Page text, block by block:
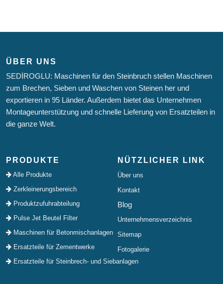
ÜBER UNS
SEDİROGLU: Maschinen für den Steinbruch stellen Maschinen
zum Brechen, Sieben und Waschen von Steinen her und
exportieren in 95 Länder. Außerdem bietet das Unternehmen
Montageunterstützung und schnelle Lieferung von Ersatzteilen in
die ganze Welt.
PRODUKTE
Alle Produkte
Zerkleinerungsbereich
Produktzufuhrabteilung
Pulse Jet Beutel Filter
Maschinen für Betonmischanlagen
Ersatzteile für Zementwerke
Ersatzteile für Steinbrech- und Siebanlagen
NÜTZLICHER LINK
Über uns
Kontakt
Blog
Unternehmensverzeichnis
Sitemap
Fotogalerie